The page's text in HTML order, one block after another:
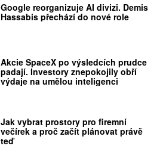
Google reorganizuje AI divizi. Demis
Hassabis přechází do nové role
Akcie SpaceX po výsledcích prudce
padají. Investory znepokojily obří
výdaje na umělou inteligenci
Jak vybrat prostory pro firemní
večírek a proč začít plánovat právě
teď